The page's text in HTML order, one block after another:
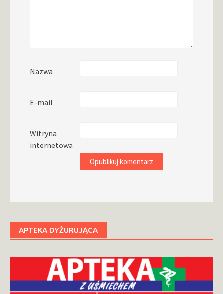
Nazwa
E-mail
Witryna
internetowa
APTEKA DYŻURUJĄCA